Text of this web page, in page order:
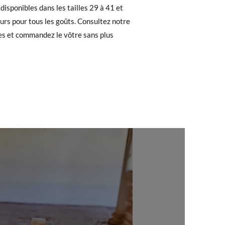
vous pouvez facilement
vous avez passé commande en tant
commande ainsi que l'adresse e-mail
37 38 39 40 41